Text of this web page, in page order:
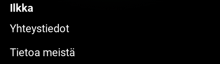
Ilkka
Yhteystiedot
Tietoa meistä